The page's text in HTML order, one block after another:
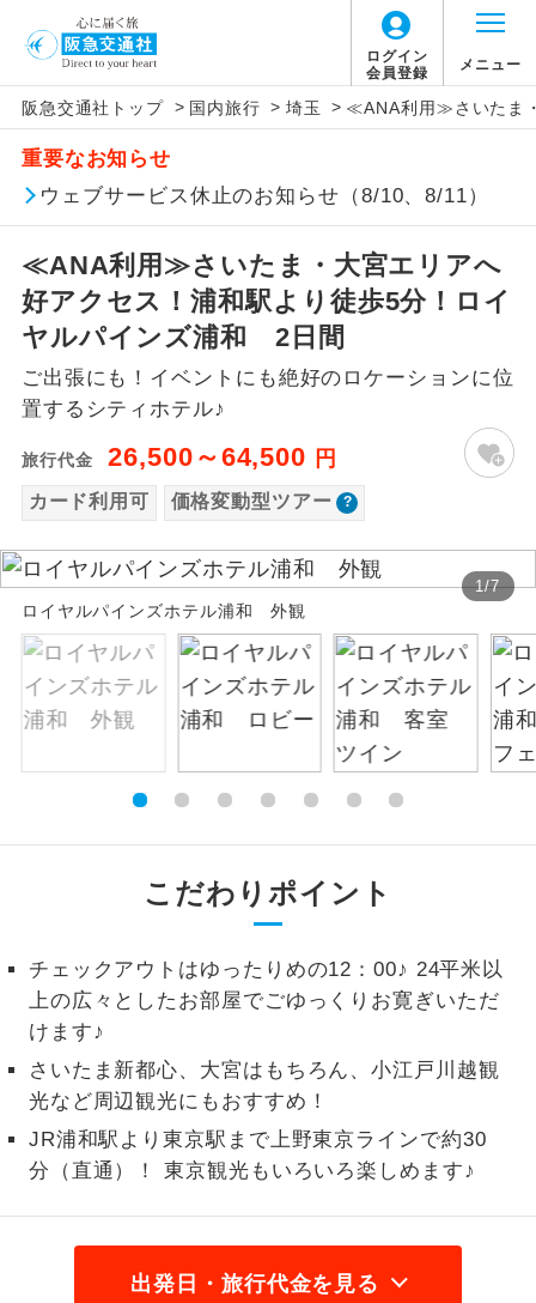
ログイン
会員登録
メニュー
阪急交通社トップ > 国内旅行 > 埼玉 > ≪ANA利用≫さいたま
重要なお知らせ
ウェブサービス休止のお知らせ（8/10、8/11）
≪ANA利用≫さいたま・大宮エリアへ
好アクセス！浦和駅より徒歩5分！ロイ
ヤルパインズ浦和 2日間
ご出張にも！イベントにも絶好のロケーションに位
置するシティホテル♪
旅行代金 26,500～64,500 円
カード利用可 価格変動型ツアー
1/7
ロイヤルパインズホテル浦和 外観
こだわりポイント
チェックアウトはゆったりめの12：00♪ 24平米以
上の広々としたお部屋でごゆっくりお寛ぎいただ
けます♪
さいたま新都心、大宮はもちろん、小江戸川越観
光など周辺観光にもおすすめ！
JR浦和駅より東京駅まで上野東京ラインで約30
分（直通）！ 東京観光もいろいろ楽しめます♪
出発日・旅行代金を見る
アイコン 説明
添乗員同行
往路出発空港（駅）から復路到着空港
（駅）まで同行します。
現地添乗員同
行
現地到着空港（駅）から最終日出発空港
（駅）まで添乗員が同行します。
バスガイド乗
務
バスガイドが乗務し、車内での観光案内
があります。
世界遺産
ユネスコに登録されている文化遺産や自
然遺産を訪ねるコースです。
絶景 絶景スポットに立ち寄るコースです。
温泉 温泉地にも宿泊するコースです。
露天風呂
ご宿泊ホテルに露天風呂が付いていま
す。
大浴場 ご宿泊ホテルに大浴場が付いています。
全てのお食事が付いていますので、お食
事の心配はいりません。（機内食を除
く）
お部屋食
だけます。
トラベルイヤ
をじっくり聞くことができます。
1名様から出発可能な個人型プランで
す。
す。
おひとり様参
おひとり様限定でご参加いただけるコー
スです。
「価格変動型ツアー」に関するご案内
価格変動型ツアーとは
賃」を利用したツアーです。
お申し込み時期・ご利用便の空席状況に
よって料金が変動いたします。
以下の注意事項をあらかじめご了承いただき
ますようお願いいたします。
お支払いについて
お支払いは、クレジットカード決済のみとな
ります。
お申し込みの最後にクレジットカード決済を
していただき、決済手続き完了をもちまし
て、ご旅行の契約が成立となります。
ウェブ限定コースとなりますので、コールセ